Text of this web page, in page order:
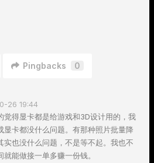
Pingbacks 0
26 19:44
觉得显卡都是给游戏和3D设计用的，我
显卡都没什么问题。有那种照片批量降
实也没什么问题，不是等不起。我也不
能做接一单多赚一份钱。